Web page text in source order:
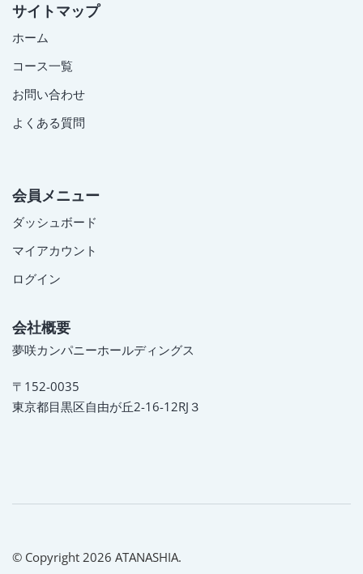
サイトマップ
ホーム
コース一覧
お問い合わせ
よくある質問
会員メニュー
ダッシュボード
マイアカウント
ログイン
会社概要
夢咲カンパニーホールディングス
〒152-0035
東京都目黒区自由が丘2-16-12RJ３
© Copyright 2026 ATANASHIA.